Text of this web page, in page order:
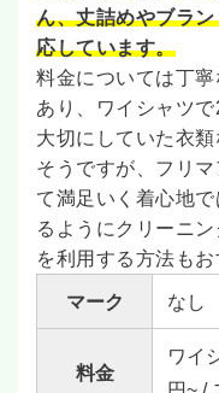
ん、丈詰めやブラ
応しています。
料金については丁
あり、ワイシャツで
大切にしていた衣
そうですが、フリマ
て満足いく着心地
るようにクリーニ
を利用する方法もお
マーク なし
料金
ワイ